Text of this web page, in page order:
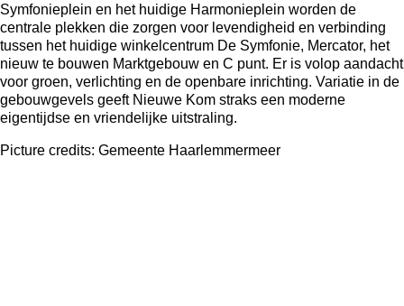
Symfonieplein en het huidige Harmonieplein worden de
centrale plekken die zorgen voor levendigheid en verbinding
tussen het huidige winkelcentrum De Symfonie, Mercator, het
nieuw te bouwen Marktgebouw en C punt. Er is volop aandacht
voor groen, verlichting en de openbare inrichting. Variatie in de
gebouwgevels geeft Nieuwe Kom straks een moderne
eigentijdse en vriendelijke uitstraling.
Picture credits: Gemeente Haarlemmermeer